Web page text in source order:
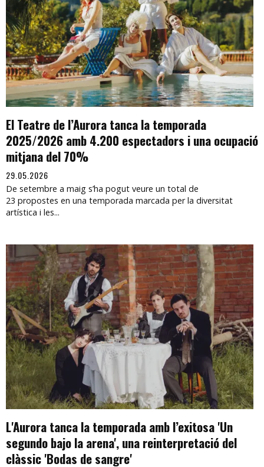
El Teatre de l’Aurora tanca la temporada
2025/2026 amb 4.200 espectadors i una ocupació
mitjana del 70%
29.05.2026
De setembre a maig s’ha pogut veure un total de
23 propostes en una temporada marcada per la diversitat
artística i les...
L'Aurora tanca la temporada amb l’exitosa 'Un
segundo bajo la arena', una reinterpretació del
clàssic 'Bodas de sangre'